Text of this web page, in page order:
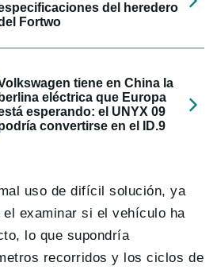
del heredero
Fortwo
tiene en China la
berlina eléctrica que Europa
esperando: el UNYX 09
convertirse en el ID.9
uso de difícil solución, ya
examinar si el vehículo ha
lo que supondría
recorridos y los ciclos de